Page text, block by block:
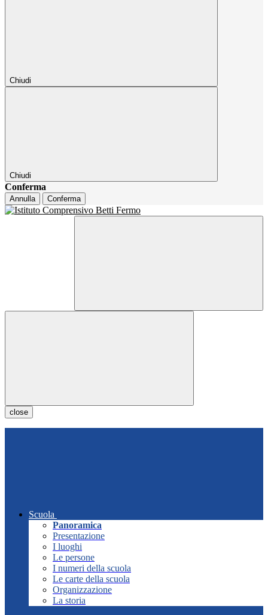
Chiudi
Chiudi
Conferma
Annulla Conferma
close
Scuola
Panoramica
Presentazione
I luoghi
Le persone
I numeri della scuola
Le carte della scuola
Organizzazione
La storia